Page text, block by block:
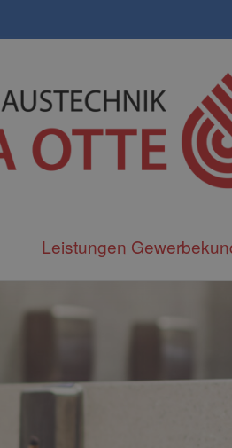
Leistungen